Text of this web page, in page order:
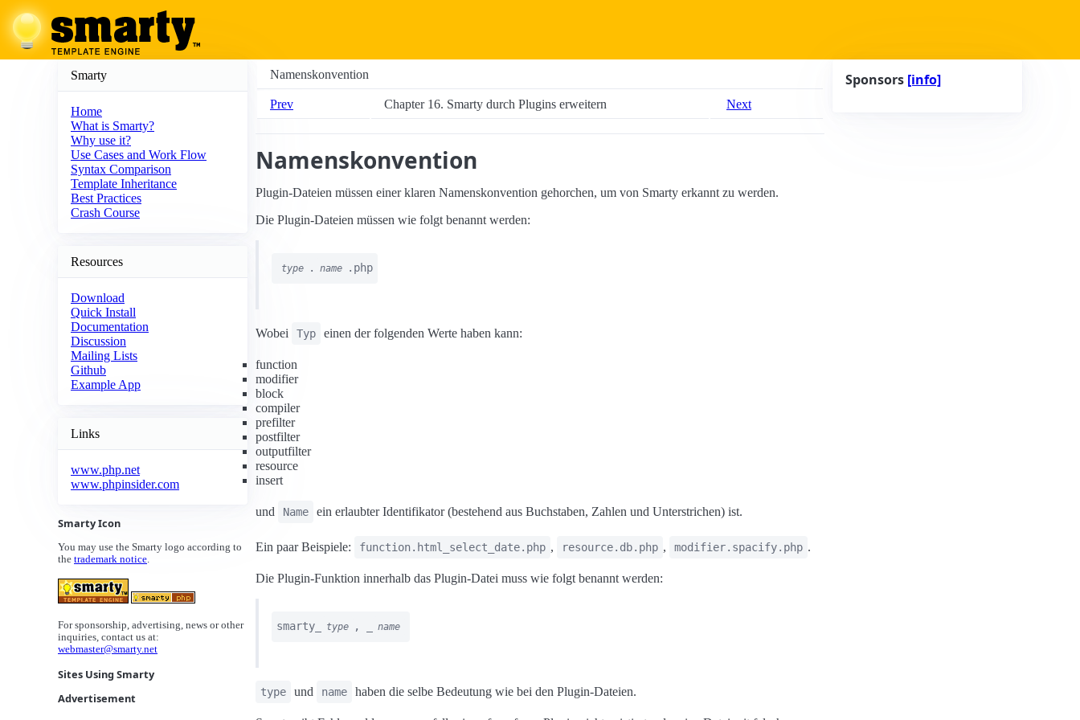
Smarty
Home
What is Smarty?
Why use it?
Use Cases and Work Flow
Syntax Comparison
Template Inheritance
Best Practices
Crash Course
Resources
Download
Quick Install
Documentation
Discussion
Mailing Lists
Github
Example App
Links
www.php.net
www.phpinsider.com
Smarty Icon
You may use the Smarty logo according to
the trademark notice.
For sponsorship, advertising, news or other
inquiries, contact us at:
webmaster@smarty.net
Sites Using Smarty
Advertisement
Namenskonvention
Prev Chapter 16. Smarty durch Plugins erweitern Next
Namenskonvention
Plugin-Dateien müssen einer klaren Namenskonvention gehorchen, um von Smarty erkannt zu werden.
Die Plugin-Dateien müssen wie folgt benannt werden:
type . name .php
Wobei Typ einen der folgenden Werte haben kann:
function
modifier
block
compiler
prefilter
postfilter
outputfilter
resource
insert
und Name ein erlaubter Identifikator (bestehend aus Buchstaben, Zahlen und Unterstrichen) ist.
Ein paar Beispiele: function.html_select_date.php , resource.db.php , modifier.spacify.php .
Die Plugin-Funktion innerhalb das Plugin-Datei muss wie folgt benannt werden:
smarty_ type , _ name
type und name haben die selbe Bedeutung wie bei den Plugin-Dateien.
Sponsors [info]